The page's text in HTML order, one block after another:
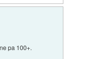
pa 100+.